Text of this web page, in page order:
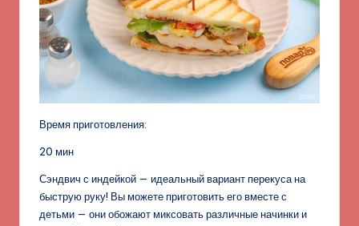
Время приготовления:
20 мин
Сэндвич с индейкой — идеальный вариант перекуса на
быструю руку! Вы можете приготовить его вместе с
детьми — они обожают миксовать различные начинки и